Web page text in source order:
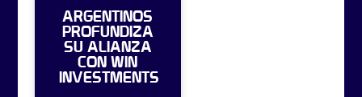
ARGENTINOS
PROFUNDIZA
SU ALIANZA
CON WIN
INVESTMENTS